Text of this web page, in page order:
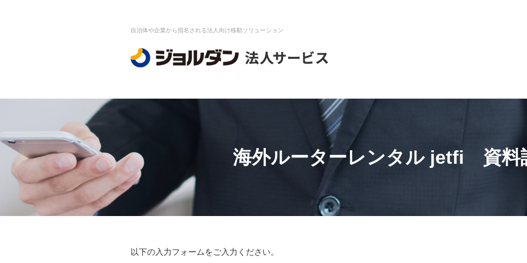
自治体や企業から指名される法人向け移動ソリューション
海外ルーターレンタル jetfi 資料
以下の入力フォームをご入力ください。